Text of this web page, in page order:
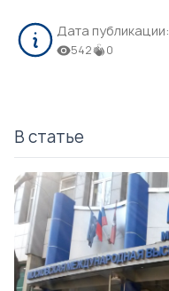
Дата публикации:
542 0
В статье